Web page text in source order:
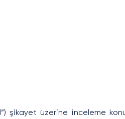
şikayet üzerine inceleme